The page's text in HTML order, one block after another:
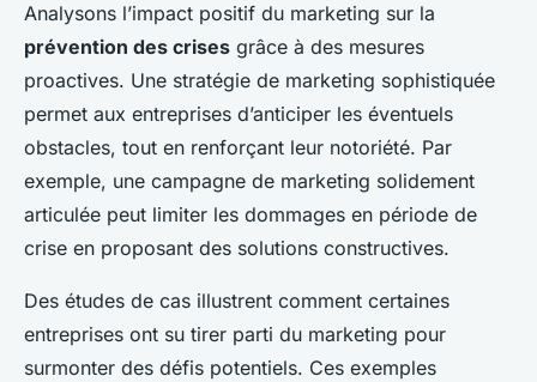
Analysons l’impact positif du marketing sur la
prévention des crises grâce à des mesures
proactives. Une stratégie de marketing sophistiquée
permet aux entreprises d’anticiper les éventuels
obstacles, tout en renforçant leur notoriété. Par
exemple, une campagne de marketing solidement
articulée peut limiter les dommages en période de
crise en proposant des solutions constructives.
Des études de cas illustrent comment certaines
entreprises ont su tirer parti du marketing pour
surmonter des défis potentiels. Ces exemples